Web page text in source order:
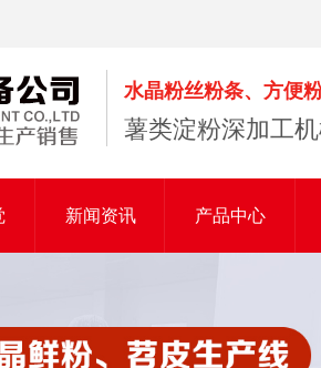
水晶粉丝粉条、方便
薯类淀粉深加工
新闻资讯 产品中心